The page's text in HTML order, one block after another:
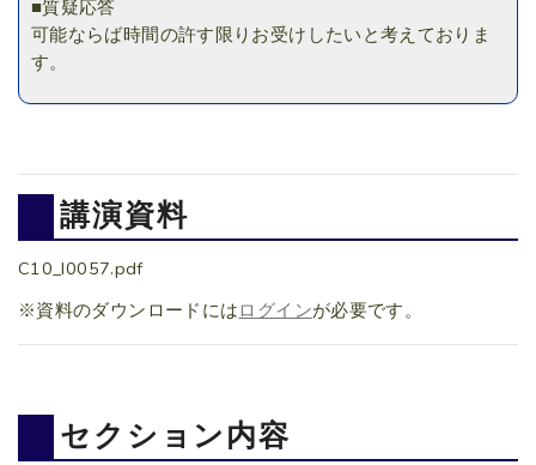
■質疑応答
可能ならば時間の許す限りお受けしたいと考えておりま
す。
講演資料
C10_I0057.pdf
※資料のダウンロードには ログインが必要です。
セクション内容